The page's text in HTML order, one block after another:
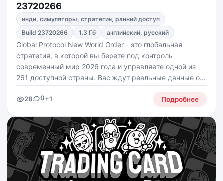
23720266
инди, симуляторы, стратегии, ранний доступ
Build 23720266
1.3 Гб английский, русский
Global Protocol New World Order - это глобальная
стратегия, в которой вы берете под контроль
современный мир 2026 года и управляете одной из
261 доступной страны. Вас ждут реальные данные о
ВВП, населении, армии, ресурсах, альянсах и
политической системе, а дальнейшая судьба
28 0+1 Подробнее